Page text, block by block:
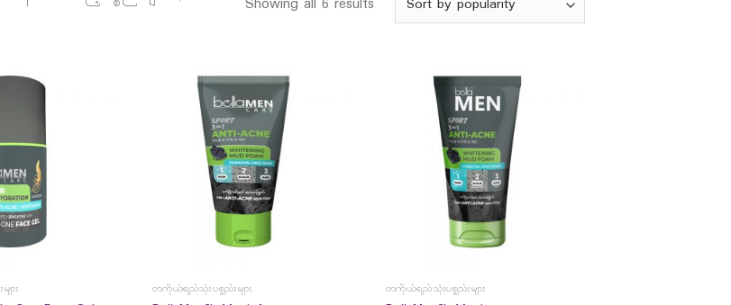
ား တကိုယ်ရည်သုံးပစ္စည်းများ တကိုယ်ရည်သုံးပစ္စည်းများ